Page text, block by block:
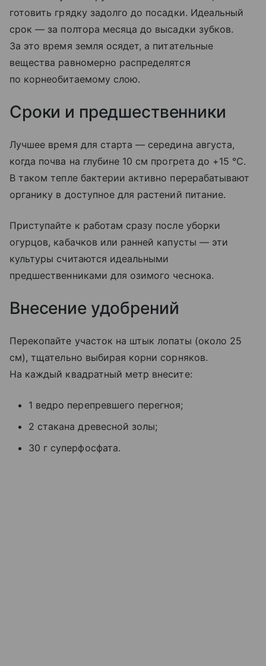
готовить грядку задолго до посадки. Идеальный
срок — за полтора месяца до высадки зубков.
За это время земля осядет, а питательные
вещества равномерно распределятся
по корнеобитаемому слою.
Сроки и предшественники
Лучшее время для старта — середина августа,
когда почва на глубине 10 см прогрета до +15 °C.
В таком тепле бактерии активно перерабатывают
органику в доступное для растений питание.
Приступайте к работам сразу после уборки
огурцов, кабачков или ранней капусты — эти
культуры считаются идеальными
предшественниками для озимого чеснока.
Внесение удобрений
Перекопайте участок на штык лопаты (около 25
см), тщательно выбирая корни сорняков.
На каждый квадратный метр внесите:
1 ведро перепревшего перегноя;
2 стакана древесной золы;
30 г суперфосфата.